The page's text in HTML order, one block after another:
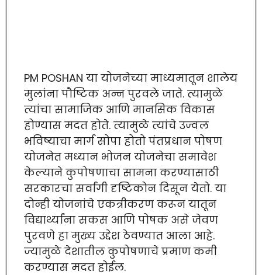
PM POSHAN या योजनेच्या माध्यमातून शालेय
मुलांना पौष्टिक अन्न पुरवले जाते. त्यामुळे
त्यांचा सामाजिक आणि मानसिक विकास
होण्यास मदत होते. त्यामुळे त्यांचे उज्वल
भविष्याचा मार्ग सोपा होतो पंतप्रधान पोषण
योजनेत मध्यान भोजन योजनेचा समावेश
केल्याने कुपोषणाचा सामना करण्यासाठी
सरकारचा सर्वांगी दृष्टिकोन दिसून येतो. या
दोन्ही योजनांचे एकत्रीकरण करून यातून
विद्यार्थ्यांना सकस आणि पोषक असे जेवण
पुरवणे हा मुख्य उद्देश ठेवण्यात आला आहे.
ज्यामुळे देशातील कुपोषणाचे प्रमाण कमी
करण्यास मदत होईल.